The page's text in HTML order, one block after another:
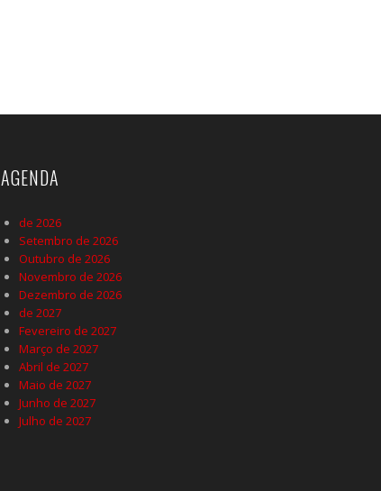
AGENDA
de 2026
Setembro de 2026
Outubro de 2026
Novembro de 2026
Dezembro de 2026
de 2027
Fevereiro de 2027
Março de 2027
Abril de 2027
Maio de 2027
Junho de 2027
Julho de 2027